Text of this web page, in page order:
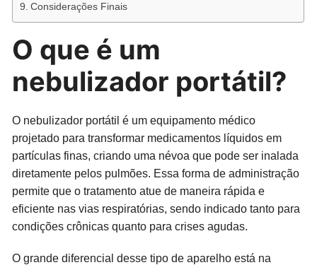
Considerações Finais
O que é um
nebulizador portátil?
O nebulizador portátil é um equipamento médico
projetado para transformar medicamentos líquidos em
partículas finas, criando uma névoa que pode ser inalada
diretamente pelos pulmões. Essa forma de administração
permite que o tratamento atue de maneira rápida e
eficiente nas vias respiratórias, sendo indicado tanto para
condições crônicas quanto para crises agudas.
O grande diferencial desse tipo de aparelho está na